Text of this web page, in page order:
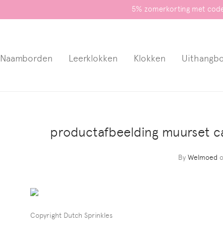
5% zomerkorting met
Naamborden Leerklokken Klokken
productafbeelding muurset
By Welmoed
Copyright Dutch Sprinkles